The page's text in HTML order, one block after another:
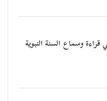
قراءة وسماع السنة النبوية